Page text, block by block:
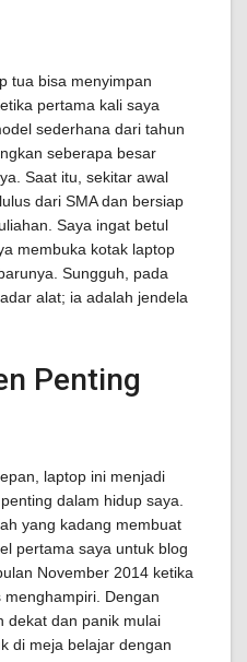
tua bisa menyimpan
pertama kali saya
sederhana dari tahun
seberapa besar
Saat itu, sekitar awal
dari SMA dan bersiap
Saya ingat betul
membuka kotak laptop
Sungguh, pada
alat; ia adalah jendela
Penting
laptop ini menjadi
dalam hidup saya.
yang kadang membuat
pertama saya untuk blog
November 2014 ketika
Dengan
dekat dan panik mulai
di meja belajar dengan